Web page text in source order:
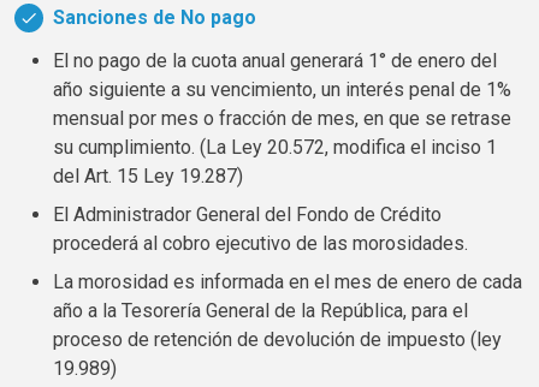
Sanciones de No pago
El no pago de la cuota anual generará 1° de enero del
año siguiente a su vencimiento, un interés penal de 1%
mensual por mes o fracción de mes, en que se retrase
su cumplimiento. (La Ley 20.572, modifica el inciso 1
del Art. 15 Ley 19.287)
El Administrador General del Fondo de Crédito
procederá al cobro ejecutivo de las morosidades.
La morosidad es informada en el mes de enero de cada
año a la Tesorería General de la República, para el
proceso de retención de devolución de impuesto (ley
19.989)